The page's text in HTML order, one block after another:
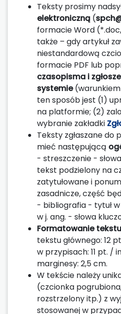
Teksty prosimy
elektroniczną (
formacie Word
także – gdy artykuł
niestandardową
formacie PDF lub
czasopisma i
systemie(warunkiem
ten sposób jest (1)
na platformie; (2)
wybranie zakładki
Teksty zgłaszane do
mieć następującą
- streszczenie -
tekst podzielony na
zatytułowane i
zasadnicze, część
- bibliografia - tytuł
w j. ang. - słowa
Formatowanie
tekstu głównego: 12
w przypisach: 11 pt. /
marginesy: 2,5 cm.
W tekście należy
(czcionka
rozstrzelony itp.) z
stosowanej w